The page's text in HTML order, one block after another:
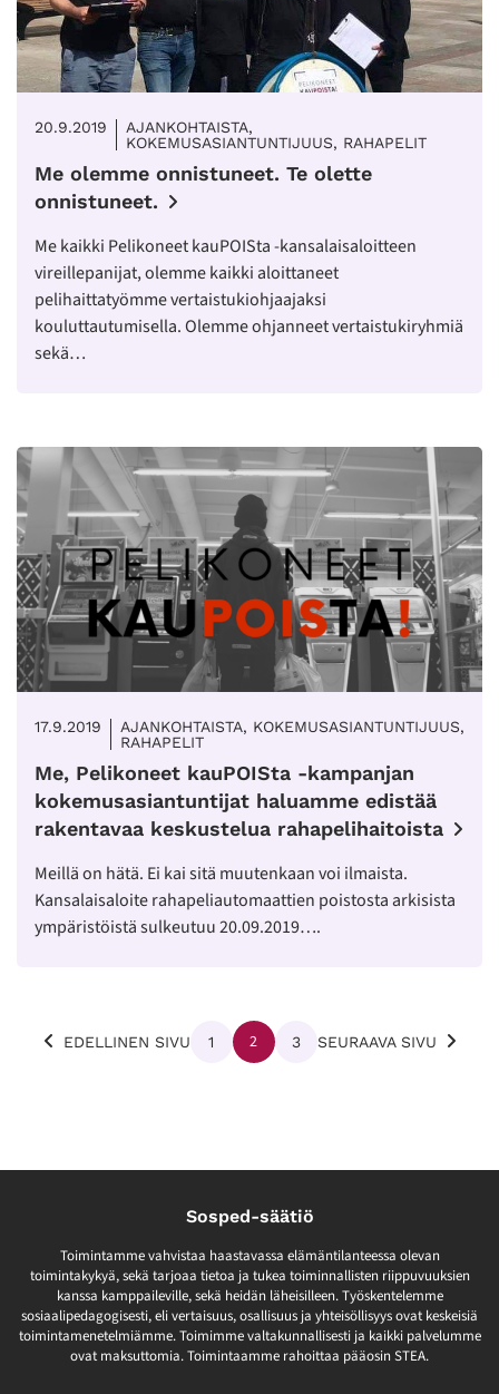
20.9.2019
AJANKOHTAISTA,
KOKEMUSASIANTUNTIJUUS, RAHAPELIT
Me olemme onnistuneet. Te olette
onnistuneet.
Me kaikki Pelikoneet kauPOISta -kansalaisaloitteen
vireillepanijat, olemme kaikki aloittaneet
pelihaittatyömme vertaistukiohjaajaksi
kouluttautumisella. Olemme ohjanneet vertaistukiryhmiä
sekä…
17.9.2019
AJANKOHTAISTA, KOKEMUSASIANTUNTIJUUS,
RAHAPELIT
Me, Pelikoneet kauPOISta -kampanjan
kokemusasiantuntijat haluamme edistää
rakentavaa keskustelua rahapelihaitoista
Meillä on hätä. Ei kai sitä muutenkaan voi ilmaista.
Kansalaisaloite rahapeliautomaattien poistosta arkisista
ympäristöistä sulkeutuu 20.09.2019….
LisääEDELLINEN SIVU 1 2 3 SEURAAVA SIVU
Sosped-säätiö
Toimintamme vahvistaa haastavassa elämäntilanteessa olevan
toimintakykyä, sekä tarjoaa tietoa ja tukea toiminnallisten riippuvuuksien
kanssa kamppaileville, sekä heidän läheisilleen. Työskentelemme
sosiaalipedagogisesti, eli vertaisuus, osallisuus ja yhteisöllisyys ovat keskeisiä
toimintamenetelmiämme. Toimimme valtakunnallisesti ja kaikki palvelumme
ovat maksuttomia. Toimintaamme rahoittaa pääosin STEA.